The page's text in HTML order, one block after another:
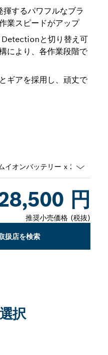
するパワフルなブラ
業スピードがアップ
と切り替え可
により、各作業段階で
ギアを採用し、頑丈で
円
推奨小売価格 (税抜)
扱店を検索
択